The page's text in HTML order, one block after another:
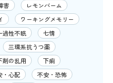
害
レモンバーム
ワーキングメモリー
過性不眠
七情
三環系抗うつ薬
剤の乱用
下痢
・心配
不安・恐怖